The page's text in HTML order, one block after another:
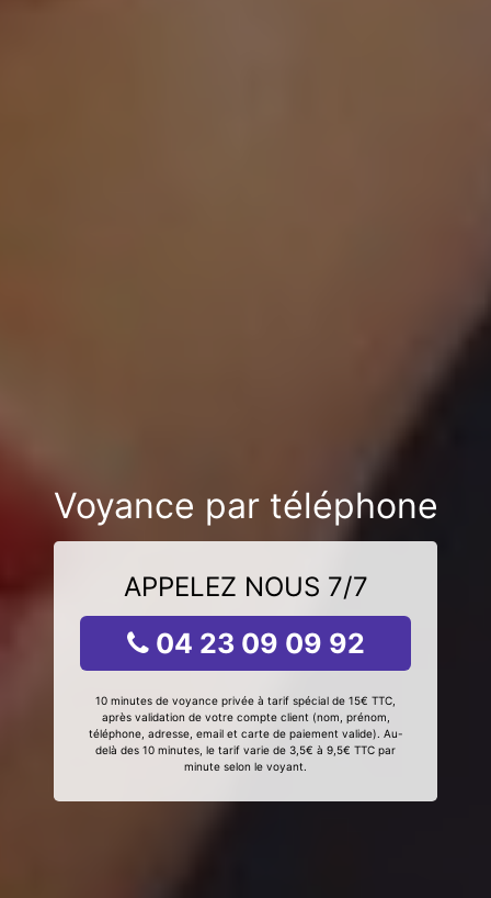
Voyance par téléphone
APPELEZ NOUS 7/7
04 23 09 09 92
10 minutes de voyance privée à tarif spécial de 15€ TTC,
après validation de votre compte client (nom, prénom,
téléphone, adresse, email et carte de paiement valide). Au-
delà des 10 minutes, le tarif varie de 3,5€ à 9,5€ TTC par
minute selon le voyant.